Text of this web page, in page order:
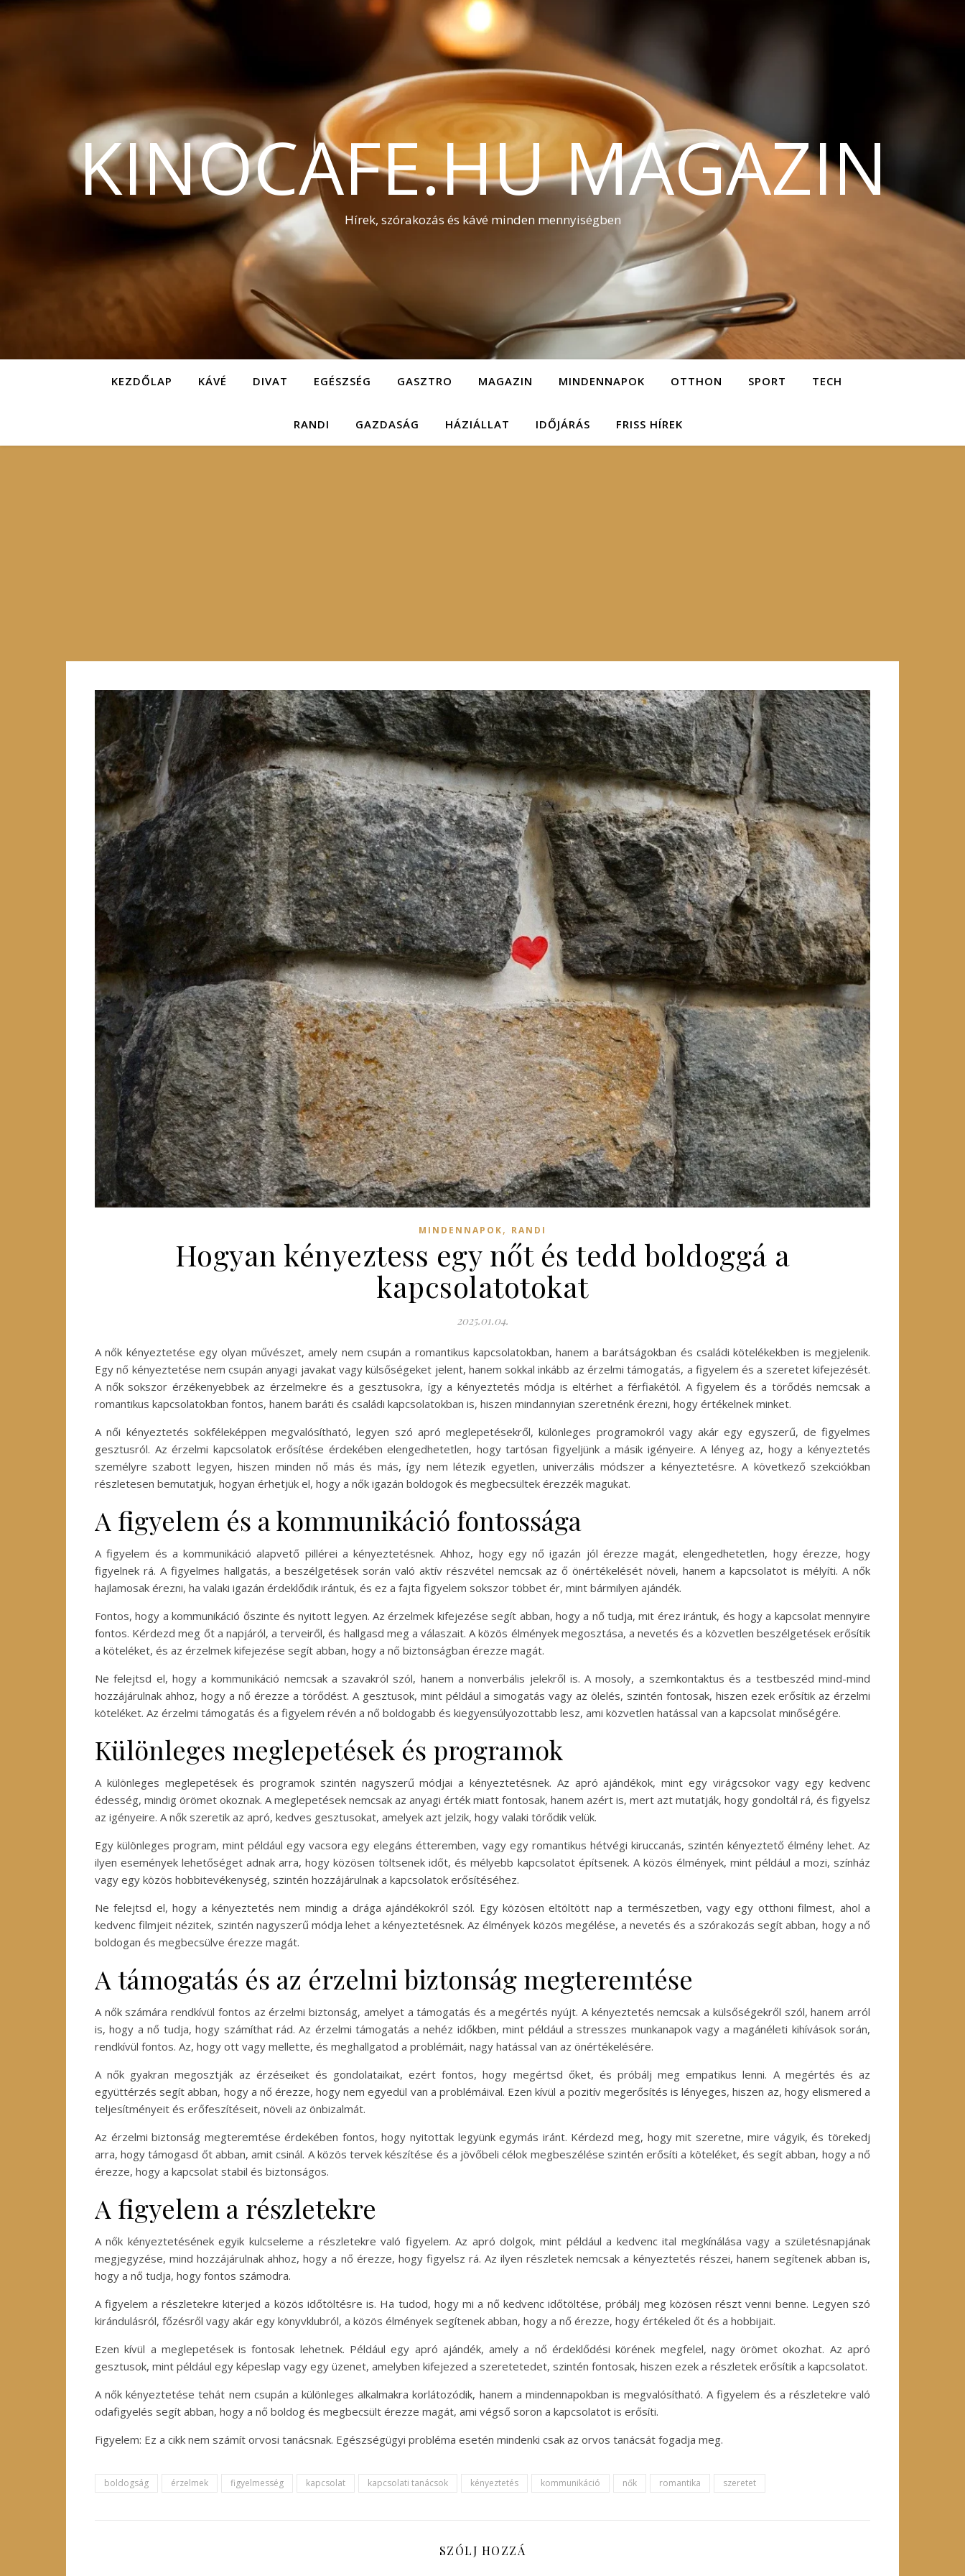
KINOCAFE.HU MAGAZIN
Hírek, szórakozás és kávé minden mennyiségben
KEZDŐLAP KÁVÉ DIVAT EGÉSZSÉG GASZTRO MAGAZIN MINDENNAPOK OTTHON SPORT TECH
RANDI GAZDASÁG HÁZIÁLLAT IDŐJÁRÁS FRISS HÍREK
MINDENNAPOK, RANDI
Hogyan kényeztess egy nőt és tedd boldoggá a
kapcsolatotokat
2025.01.04.
A nők kényeztetése egy olyan művészet, amely nem csupán a romantikus kapcsolatokban, hanem a barátságokban és családi kötelékekben is megjelenik.
Egy nő kényeztetése nem csupán anyagi javakat vagy külsőségeket jelent, hanem sokkal inkább az érzelmi támogatás, a figyelem és a szeretet kifejezését.
A nők sokszor érzékenyebbek az érzelmekre és a gesztusokra, így a kényeztetés módja is eltérhet a férfiakétól. A figyelem és a törődés nemcsak a
romantikus kapcsolatokban fontos, hanem baráti és családi kapcsolatokban is, hiszen mindannyian szeretnénk érezni, hogy értékelnek minket.
A női kényeztetés sokféleképpen megvalósítható, legyen szó apró meglepetésekről, különleges programokról vagy akár egy egyszerű, de figyelmes
gesztusról. Az érzelmi kapcsolatok erősítése érdekében elengedhetetlen, hogy tartósan figyeljünk a másik igényeire. A lényeg az, hogy a kényeztetés
személyre szabott legyen, hiszen minden nő más és más, így nem létezik egyetlen, univerzális módszer a kényeztetésre. A következő szekciókban
részletesen bemutatjuk, hogyan érhetjük el, hogy a nők igazán boldogok és megbecsültek érezzék magukat.
A figyelem és a kommunikáció fontossága
A figyelem és a kommunikáció alapvető pillérei a kényeztetésnek. Ahhoz, hogy egy nő igazán jól érezze magát, elengedhetetlen, hogy érezze, hogy
figyelnek rá. A figyelmes hallgatás, a beszélgetések során való aktív részvétel nemcsak az ő önértékelését növeli, hanem a kapcsolatot is mélyíti. A nők
hajlamosak érezni, ha valaki igazán érdeklődik irántuk, és ez a fajta figyelem sokszor többet ér, mint bármilyen ajándék.
Fontos, hogy a kommunikáció őszinte és nyitott legyen. Az érzelmek kifejezése segít abban, hogy a nő tudja, mit érez irántuk, és hogy a kapcsolat mennyire
fontos. Kérdezd meg őt a napjáról, a terveiről, és hallgasd meg a válaszait. A közös élmények megosztása, a nevetés és a közvetlen beszélgetések erősítik
a köteléket, és az érzelmek kifejezése segít abban, hogy a nő biztonságban érezze magát.
Ne felejtsd el, hogy a kommunikáció nemcsak a szavakról szól, hanem a nonverbális jelekről is. A mosoly, a szemkontaktus és a testbeszéd mind-mind
hozzájárulnak ahhoz, hogy a nő érezze a törődést. A gesztusok, mint például a simogatás vagy az ölelés, szintén fontosak, hiszen ezek erősítik az érzelmi
köteléket. Az érzelmi támogatás és a figyelem révén a nő boldogabb és kiegyensúlyozottabb lesz, ami közvetlen hatással van a kapcsolat minőségére.
Különleges meglepetések és programok
A különleges meglepetések és programok szintén nagyszerű módjai a kényeztetésnek. Az apró ajándékok, mint egy virágcsokor vagy egy kedvenc
édesség, mindig örömet okoznak. A meglepetések nemcsak az anyagi érték miatt fontosak, hanem azért is, mert azt mutatják, hogy gondoltál rá, és figyelsz
az igényeire. A nők szeretik az apró, kedves gesztusokat, amelyek azt jelzik, hogy valaki törődik velük.
Egy különleges program, mint például egy vacsora egy elegáns étteremben, vagy egy romantikus hétvégi kiruccanás, szintén kényeztető élmény lehet. Az
ilyen események lehetőséget adnak arra, hogy közösen töltsenek időt, és mélyebb kapcsolatot építsenek. A közös élmények, mint például a mozi, színház
vagy egy közös hobbitevékenység, szintén hozzájárulnak a kapcsolatok erősítéséhez.
Ne felejtsd el, hogy a kényeztetés nem mindig a drága ajándékokról szól. Egy közösen eltöltött nap a természetben, vagy egy otthoni filmest, ahol a
kedvenc filmjeit nézitek, szintén nagyszerű módja lehet a kényeztetésnek. Az élmények közös megélése, a nevetés és a szórakozás segít abban, hogy a nő
boldogan és megbecsülve érezze magát.
A támogatás és az érzelmi biztonság megteremtése
A nők számára rendkívül fontos az érzelmi biztonság, amelyet a támogatás és a megértés nyújt. A kényeztetés nemcsak a külsőségekről szól, hanem arról
is, hogy a nő tudja, hogy számíthat rád. Az érzelmi támogatás a nehéz időkben, mint például a stresszes munkanapok vagy a magánéleti kihívások során,
rendkívül fontos. Az, hogy ott vagy mellette, és meghallgatod a problémáit, nagy hatással van az önértékelésére.
A nők gyakran megosztják az érzéseiket és gondolataikat, ezért fontos, hogy megértsd őket, és próbálj meg empatikus lenni. A megértés és az
együttérzés segít abban, hogy a nő érezze, hogy nem egyedül van a problémáival. Ezen kívül a pozitív megerősítés is lényeges, hiszen az, hogy elismered a
teljesítményeit és erőfeszítéseit, növeli az önbizalmát.
Az érzelmi biztonság megteremtése érdekében fontos, hogy nyitottak legyünk egymás iránt. Kérdezd meg, hogy mit szeretne, mire vágyik, és törekedj
arra, hogy támogasd őt abban, amit csinál. A közös tervek készítése és a jövőbeli célok megbeszélése szintén erősíti a köteléket, és segít abban, hogy a nő
érezze, hogy a kapcsolat stabil és biztonságos.
A figyelem a részletekre
A nők kényeztetésének egyik kulcseleme a részletekre való figyelem. Az apró dolgok, mint például a kedvenc ital megkínálása vagy a születésnapjának
megjegyzése, mind hozzájárulnak ahhoz, hogy a nő érezze, hogy figyelsz rá. Az ilyen részletek nemcsak a kényeztetés részei, hanem segítenek abban is,
hogy a nő tudja, hogy fontos számodra.
A figyelem a részletekre kiterjed a közös időtöltésre is. Ha tudod, hogy mi a nő kedvenc időtöltése, próbálj meg közösen részt venni benne. Legyen szó
kirándulásról, főzésről vagy akár egy könyvklubról, a közös élmények segítenek abban, hogy a nő érezze, hogy értékeled őt és a hobbijait.
Ezen kívül a meglepetések is fontosak lehetnek. Például egy apró ajándék, amely a nő érdeklődési körének megfelel, nagy örömet okozhat. Az apró
gesztusok, mint például egy képeslap vagy egy üzenet, amelyben kifejezed a szeretetedet, szintén fontosak, hiszen ezek a részletek erősítik a kapcsolatot.
A nők kényeztetése tehát nem csupán a különleges alkalmakra korlátozódik, hanem a mindennapokban is megvalósítható. A figyelem és a részletekre való
odafigyelés segít abban, hogy a nő boldog és megbecsült érezze magát, ami végső soron a kapcsolatot is erősíti.
Figyelem: Ez a cikk nem számít orvosi tanácsnak. Egészségügyi probléma esetén mindenki csak az orvos tanácsát fogadja meg.
boldogság érzelmek figyelmesség kapcsolat kapcsolati tanácsok kényeztetés kommunikáció nők romantika szeretet
SZÓLJ HOZZÁ